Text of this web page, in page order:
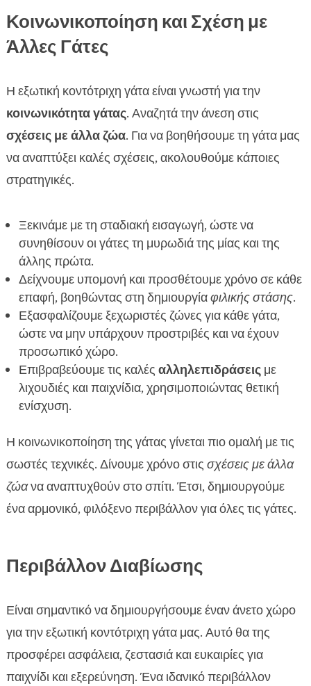
Κοινωνικοποίηση και Σχέση με
Άλλες Γάτες
Η εξωτική κοντότριχη γάτα είναι γνωστή για την
κοινωνικότητα γάτας. Αναζητά την άνεση στις
σχέσεις με άλλα ζώα. Για να βοηθήσουμε τη γάτα μας
να αναπτύξει καλές σχέσεις, ακολουθούμε κάποιες
στρατηγικές.
Ξεκινάμε με τη σταδιακή εισαγωγή, ώστε να
συνηθίσουν οι γάτες τη μυρωδιά της μίας και της
άλλης πρώτα.
Δείχνουμε υπομονή και προσθέτουμε χρόνο σε κάθε
επαφή, βοηθώντας στη δημιουργίαφιλικής στάσης.
Εξασφαλίζουμε ξεχωριστές ζώνες για κάθε γάτα,
ώστε να μην υπάρχουν προστριβές και να έχουν
προσωπικό χώρο.
Επιβραβεύουμε τις καλές αλληλεπιδράσειςμε
λιχουδιές και παιχνίδια, χρησιμοποιώντας θετική
ενίσχυση.
Η κοινωνικοποίηση της γάτας γίνεται πιο ομαλή με τις
σωστές τεχνικές. Δίνουμε χρόνο στις σχέσεις με άλλα
ζώανα αναπτυχθούν στο σπίτι. Έτσι, δημιουργούμε
ένα αρμονικό, φιλόξενο περιβάλλον για όλες τις γάτες.
Περιβάλλον Διαβίωσης
Είναι σημαντικό να δημιουργήσουμε έναν άνετο χώρο
για την εξωτική κοντότριχη γάτα μας. Αυτό θα της
προσφέρει ασφάλεια, ζεστασιά και ευκαιρίες για
παιχνίδι και εξερεύνηση. Ένα ιδανικό περιβάλλον